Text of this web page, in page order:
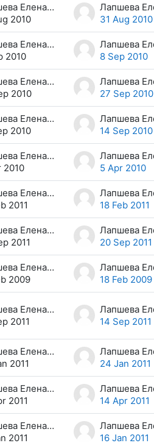
Лапшева Елена Евгеньевна
2010
31 Aug 2010
Лапшева Елена Евгеньевна
2010
8 Sep 2010
Лапшева Елена Евгеньевна
2010
27 Sep 2010
Лапшева Елена Евгеньевна
2010
14 Sep 2010
Лапшева Елена Евгеньевна
2010
5 Apr 2010
Лапшева Елена Евгеньевна
2011
18 Feb 2011
Лапшева Елена Евгеньевна
2011
20 Sep 2011
Лапшева Елена Евгеньевна
2009
18 Feb 2009
Лапшева Елена Евгеньевна
2011
14 Sep 2011
Лапшева Елена Евгеньевна
2011
24 Jan 2011
Лапшева Елена Евгеньевна
2011
14 Apr 2011
Лапшева Елена Евгеньевна
2011
16 Jan 2011